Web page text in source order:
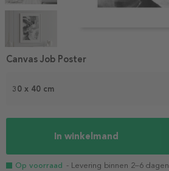
1
30 x 40 cm
In winkelmand
Op voorraad - Levering binnen 2–6 dagen
Canvas Job Poster